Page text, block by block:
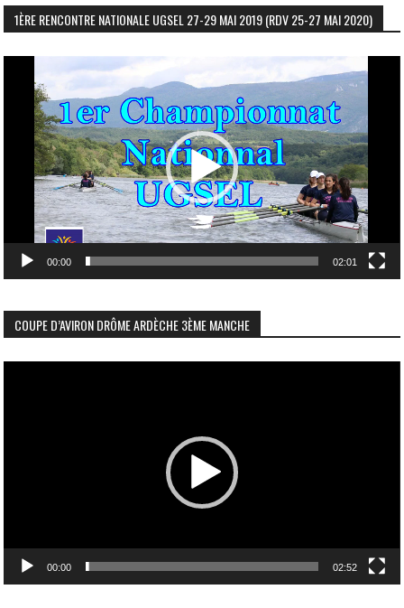
1ÈRE RENCONTRE NATIONALE UGSEL 27-29 MAI 2019 (RDV 25-27 MAI 2020)
vidéo
00:00 02:01
COUPE D’AVIRON DRÔME ARDÈCHE 3ÈME MANCHE
00:00 02:52